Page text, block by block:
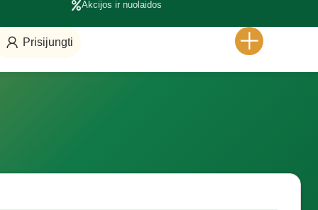
Akcijos ir nuolaidos
Prisijungti